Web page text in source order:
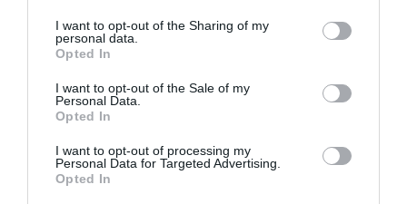
not limited to your visit or usage behaviour. You may click to
grant or deny consent to Google and its third-party tags to
use your data for below specified purposes in below Google
consent section.
I want to opt-out of the Sharing of my
personal data.
Opted In
I want to opt-out of the Sale of my
Personal Data.
Opted In
I want to opt-out of processing my
Personal Data for Targeted Advertising.
Opted In